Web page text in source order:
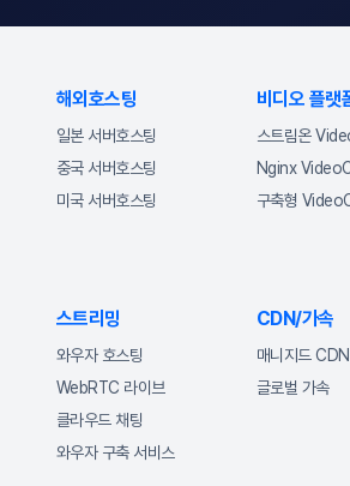
해외호스팅
일본 서버호스팅
중국 서버호스팅
미국 서버호스팅
비디오 플랫
스트림온
Nginx
구축형
스트리밍
와우자 호스팅
WebRTC 라이브
클라우드 채팅
와우자 구축 서비스
CDN/가속
매니지드 CDN
글로벌 가속